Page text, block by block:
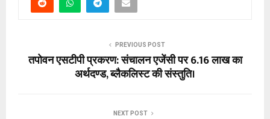
PREVIOUS POST
तपोवन एसटीपी प्रकरण: संचालन एजेंसी पर ₹6.16 लाख का
अर्थदण्ड, ब्लैकलिस्ट की संस्तुति।
NEXT POST